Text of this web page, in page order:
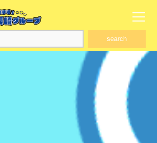
search